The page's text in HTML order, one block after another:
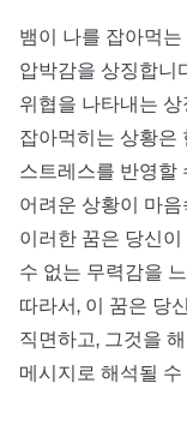
뱀이 나를 잡아먹
압박감을 상징합니
위협을 나타내는
잡아먹히는 상황은
스트레스를 반영할
어려운 상황이 마
이러한 꿈은 당신
수 없는 무력감을
따라서, 이 꿈은 당
직면하고, 그것을
메시지로 해석될